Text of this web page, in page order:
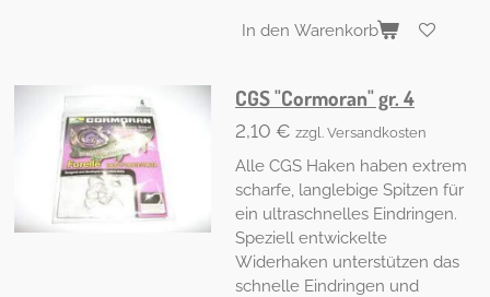
In den Warenkorb
CGS "Cormoran" gr. 4
2,10 € zzgl. Versandkosten
Alle CGS Haken haben extrem
scharfe, langlebige Spitzen für
ein ultraschnelles Eindringen.
Speziell entwickelte
Widerhaken unterstützen das
schnelle Eindringen und